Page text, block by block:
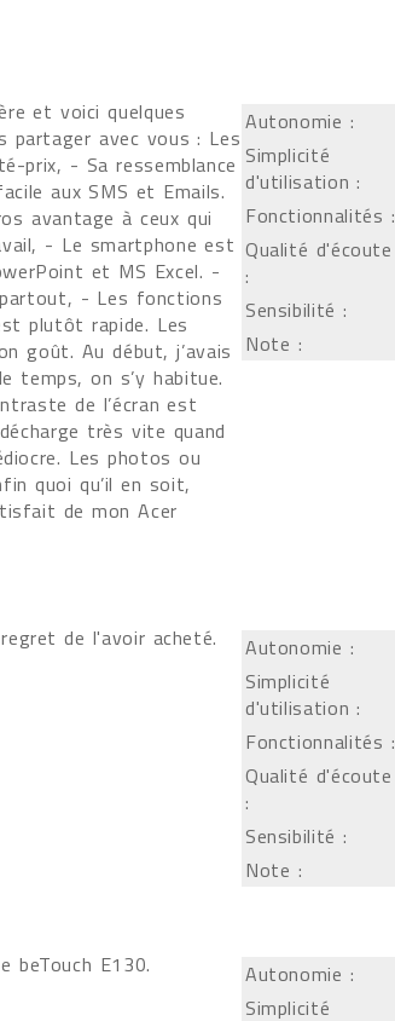
et voici quelques
partager avec vous : Les
prix, - Sa ressemblance
aux SMS et Emails.
avantage à ceux qui
- Le smartphone est
et MS Excel. -
partout, - Les fonctions
plutôt rapide. Les
goût. Au début, j’avais
temps, on s’y habitue.
de l’écran est
très vite quand
Les photos ou
quoi qu’il en soit,
de mon Acer
Autonomie :
Simplicité
d'utilisation :
Fonctionnalités :
Qualité d'écoute
:
Sensibilité :
Note :
de l'avoir acheté.
Autonomie :
Simplicité
d'utilisation :
Fonctionnalités :
Qualité d'écoute
:
Sensibilité :
Note :
beTouch E130.
Autonomie :
Simplicité